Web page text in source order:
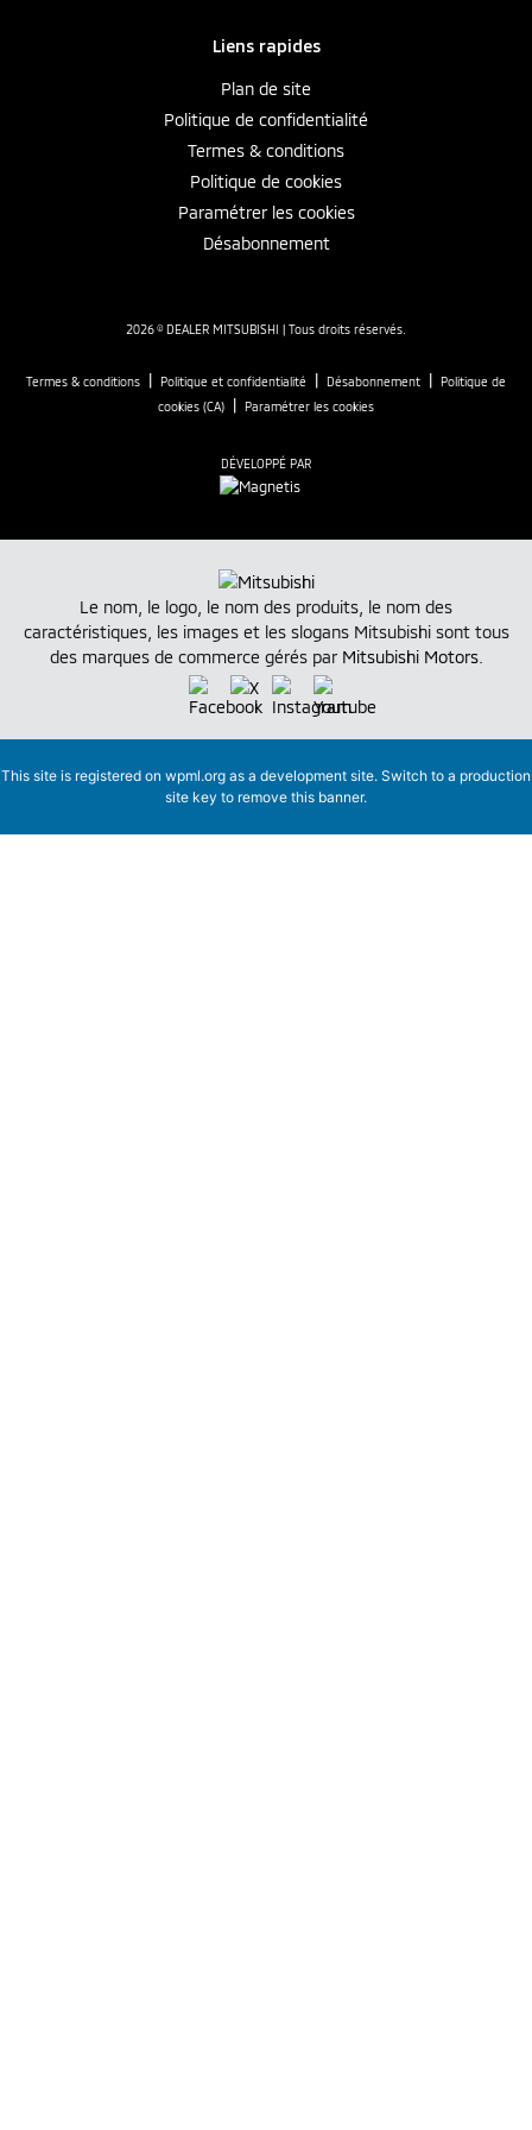
Liens rapides
Plan de site
Politique de confidentialité
Termes & conditions
Politique de cookies
Paramétrer les cookies
Désabonnement
2026 © DEALER MITSUBISHI | Tous droits réservés.
Termes & conditions | Politique et confidentialité | Désabonnement | Politique de
cookies (CA)
| Paramétrer les cookies
DÉVELOPPÉ PAR
Le nom, le logo, le nom des produits, le nom des
caractéristiques, les images et les slogans Mitsubishi sont tous
des marques de commerce gérés par Mitsubishi Motors.
This site is registered on wpml.org as a development site. Switch to a production
site key to remove this banner.